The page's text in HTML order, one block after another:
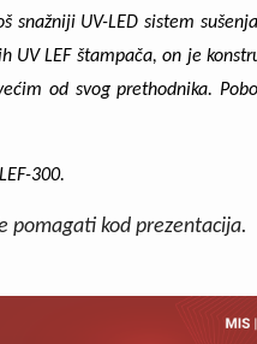
snažniji UV-LED sistem
UV LEF štampača, on je
od svog prethodnika.
300.
pomagati kod prezentacija.